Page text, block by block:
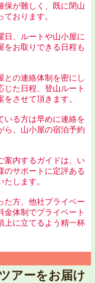
保が難しく、既に閉山
おります。
日、ルートや山小屋に
をお取りできる日程も
との連絡体制を密にし
た日程、登山ルート
させて頂きます。
いる方は早めに連絡を
ら、山小屋の宿泊予約
案内するガイドは、い
のサポートに定評ある
します。
た方、他社プライベー
金体制でプライベート
上に立てるよう精一杯
アーをお届け